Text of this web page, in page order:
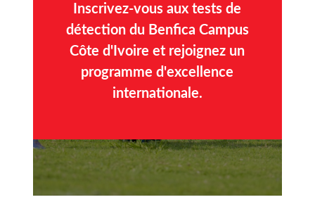
Inscrivez-vous aux tests de
détection du Benfica Campus
Côte d'Ivoire et rejoignez un
programme d'excellence
internationale.